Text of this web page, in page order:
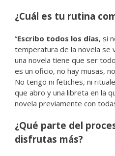
¿Cuál es tu rutina
“Escribo todos los días, si
temperatura de la novela se
una novela tiene que ser
es un oficio, no hay musas,
No tengo ni fetiches, ni
que abro y una libreta en la
novela previamente con
¿Qué parte del
disfrutas más?